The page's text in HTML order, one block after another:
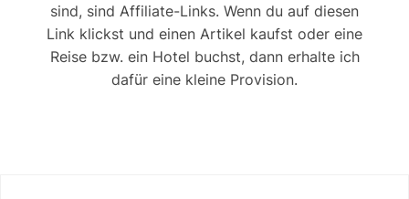
sind, sind Affiliate-Links. Wenn du auf diesen
Link klickst und einen Artikel kaufst oder eine
Reise bzw. ein Hotel buchst, dann erhalte ich
dafür eine kleine Provision.